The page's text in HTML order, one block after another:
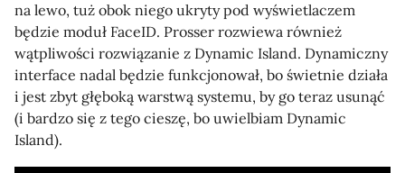
na lewo, tuż obok niego ukryty pod wyświetlaczem
będzie moduł FaceID. Prosser rozwiewa również
wątpliwości rozwiązanie z Dynamic Island. Dynamiczny
interface nadal będzie funkcjonował, bo świetnie działa
i jest zbyt głęboką warstwą systemu, by go teraz usunąć
(i bardzo się z tego cieszę, bo uwielbiam Dynamic
Island).